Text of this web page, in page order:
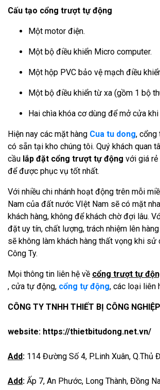
Cấu tạo cổng trượt tự động
Một motor điện.
Một bộ điều khiển Micro computer.
Một hộp PVC bảo vệ mạch điều
Một bộ điều khiển từ xa (gồm 1 bộ
Hai chìa khóa cơ dùng để mở cửa
Hiện nay các mặt hàng Cua tu dong,
có sẵn tại kho chúng tôi. Quý khách quan
cầu lắp đặt cổng trượt tự động với giá
để được phục vụ tốt nhất.
Với nhiều chi nhánh hoạt động trên mỗi
Nam của đất nước VIệt Nam sẽ có mặt
khách hàng, không để khách chờ đợi lâu.
đặt uy tín, chất lượng, trách nhiệm lên
sẽ không làm khách hàng thất vọng khi sử
Công Ty.
Mọi thông tin liên hệ về cổng trượt tự
, cửa tự động, cổng tự động, các loại liên
CÔNG TY TNHH THIẾT BỊ CÔNG
website: https://thietbitudong.net.vn/
Add: 114 Đường Số 4, P.Linh Xuân, Q.Thủ
Add: Ấp 7, An Phước, Long Thành, Đồng